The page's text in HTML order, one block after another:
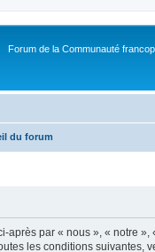
Forum de la Communauté
du forum
après par « nous », « notre »,
les conditions suivantes,